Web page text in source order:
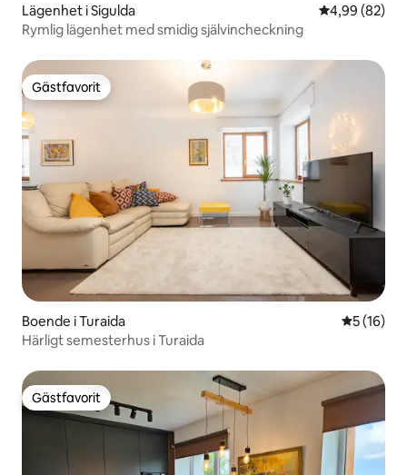
Lägenhet i Sigulda 4,99 av 5 i
4,99 (82)
Rymlig lägenhet med smidig självincheckning
Gästfavorit
Gästfavorit
Boende i Turaida 5 av 5 i
5 (16)
Härligt semesterhus i Turaida
Gästfavorit
Gästfavorit